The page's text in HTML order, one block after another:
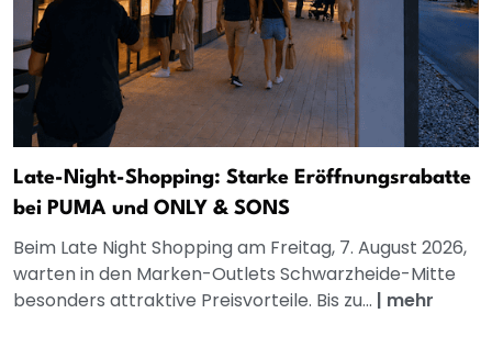
Late-Night-Shopping: Starke Eröffnungsrabatte
bei PUMA und ONLY & SONS
Beim Late Night Shopping am Freitag, 7. August 2026,
warten in den Marken-Outlets Schwarzheide-Mitte
besonders attraktive Preisvorteile. Bis zu... | mehr